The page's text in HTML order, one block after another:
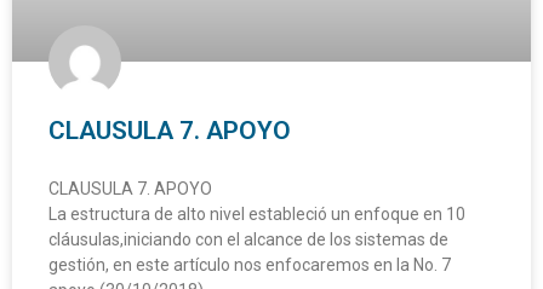
CLAUSULA 7. APOYO
CLAUSULA 7. APOYO
La estructura de alto nivel estableció un enfoque en 10
cláusulas,iniciando con el alcance de los sistemas de
gestión, en este artículo nos enfocaremos en la No. 7